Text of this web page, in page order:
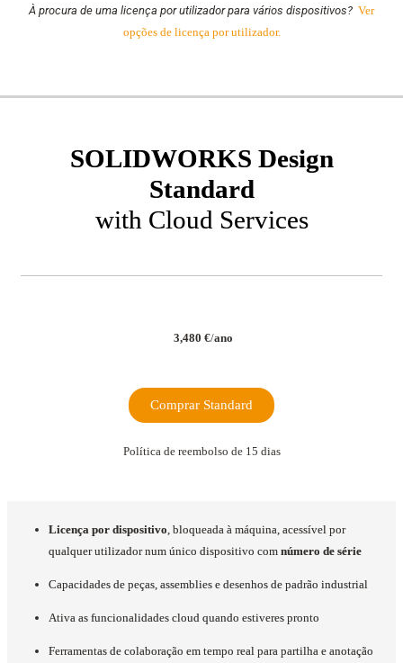
À procura de uma licença por utilizador para vários dispositivos? Ver
opções de licença por utilizador.
SOLIDWORKS Design
Standard
with Cloud Services
3,480 €/ano
Comprar Standard
Política de reembolso de 15 dias
Licença por dispositivo, bloqueada à máquina, acessível por
qualquer utilizador num único dispositivo com número de série
Capacidades de peças, assemblies e desenhos de padrão industrial
Ativa as funcionalidades cloud quando estiveres pronto
Ferramentas de colaboração em tempo real para partilha e anotação